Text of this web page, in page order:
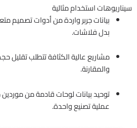
سيناريوهات استخدام مثالية
بيانات جربر واردة من أدوات تصميم
بدل فلاشات.
مشاريع عالية الكثافة تتطلب تقليل
والمقارنة.
توحيد بيانات لوحات قادمة من
عملية تصنيع واحدة.